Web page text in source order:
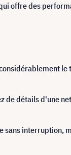
offre des
le
de détails d'une
sans interruption,